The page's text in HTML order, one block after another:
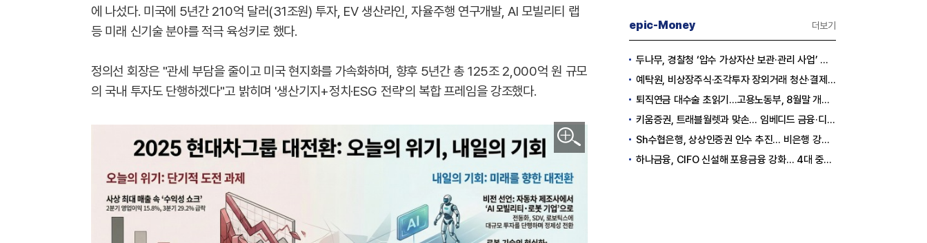
에 나섰다. 미국에 5년간 210억 달러(31조원) 투자, EV 생산라인, 자율주행 연구개발, AI 모빌리티 랩
등 미래 신기술 분야를 적극 육성키로 했다.
정의선 회장은 "관세 부담을 줄이고 미국 현지화를 가속화하며, 향후 5년간 총 125조 2,000억 원 규모
의 국내 투자도 단행하겠다"고 밝히며 '생산기지+정치·ESG 전략'의 복합 프레임을 강조했다.
이미지 확대보기
epic-Money 더보기
두나무, 경찰청 ‘압수 가상자산 보관·관리 사업’ 최종 낙찰
예탁원, 비상장주식·조각투자 장외거래 청산·결제 인프라 구축 착수
퇴직연금 대수술 초읽기…고용노동부, 8월말 개정안 발표
키움증권, 트래블월렛과 맞손… 임베디드 금융·디지털 자산 신사업 추진
Sh수협은행, 상상인증권 인수 추진… 비은행 강화 ‘금융그룹’ 도약 발판
하나금융, CIFO 신설해 포용금융 강화… 4대 중심축 중심 상반기 목표 60% 달성